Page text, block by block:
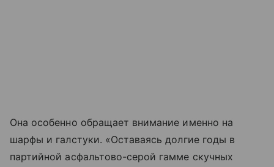
Она особенно обращает внимание именно на
шарфы и галстуки. «Оставаясь долгие годы в
партийной асфальтово-серой гамме скучных